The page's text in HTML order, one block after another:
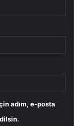
adım, e-posta